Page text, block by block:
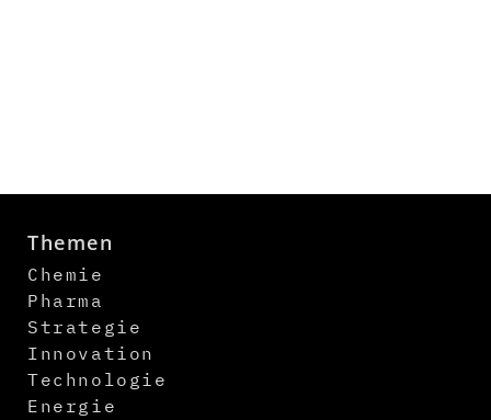
Themen
Chemie
Pharma
Strategie
Innovation
Technologie
Energie